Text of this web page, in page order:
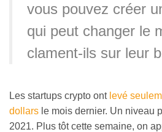
vous pouvez créer
qui peut changer le
clament-ils sur leur
Les startups crypto ont levé
dollars le mois dernier. Un niveau
2021. Plus tôt cette semaine, on